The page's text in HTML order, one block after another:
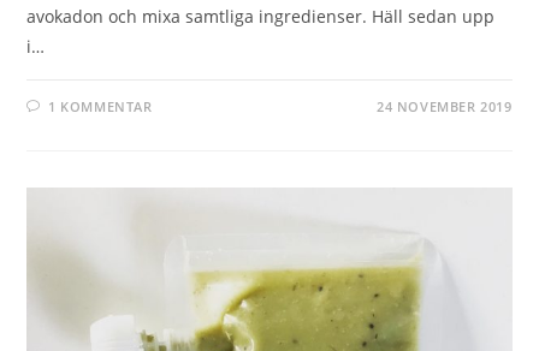
avokadon och mixa samtliga ingredienser. Häll sedan upp
i…
1 KOMMENTAR 24 NOVEMBER 2019